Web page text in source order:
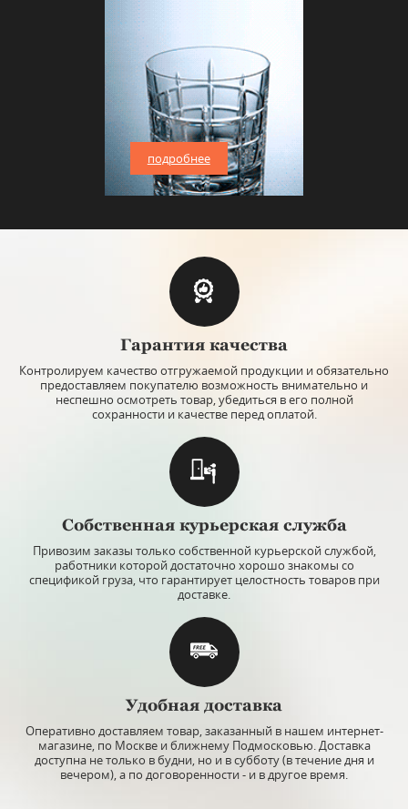
подробнее
Гарантия качества
Контролируем качество отгружаемой продукции и обязательно
предоставляем покупателю возможность внимательно и
неспешно осмотреть товар, убедиться в его полной
сохранности и качестве перед оплатой.
Собственная курьерская служба
Привозим заказы только собственной курьерской службой,
работники которой достаточно хорошо знакомы со
спецификой груза, что гарантирует целостность товаров при
доставке.
Удобная доставка
Оперативно доставляем товар, заказанный в нашем интернет-
магазине, по Москве и ближнему Подмосковью. Доставка
доступна не только в будни, но и в субботу (в течение дня и
вечером), а по договоренности - и в другое время.